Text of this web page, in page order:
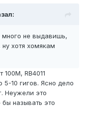
много не выдавишь,
ну хотя хомякам
100М, RB4011
5-10 гигов. Ясно дело
Неужели это
называть это